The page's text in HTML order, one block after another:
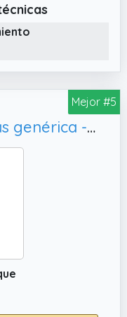
hacer
la dirección
pegarlas
espacio
para que
el
cubierta
con una
bolígrafos, 1
en el
Mejor #5
Libreta de contraseñas genérica - Libretas de direcciones compactas de tapa dura - Organizador de direcciones A6 para organizar direcciones importantes de sitios web, correos electrónicos